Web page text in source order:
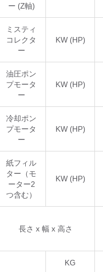
ー (Z軸)
ミスティ
コレクタ
ー
KW (HP)
油圧ポン
プモータ
ー
KW (HP)
冷却ポン
プモータ
ー
KW (HP)
紙フィル
ター（モ
ーター2
つ含む）
KW (HP)
長さ x 幅 x 高さ
KG